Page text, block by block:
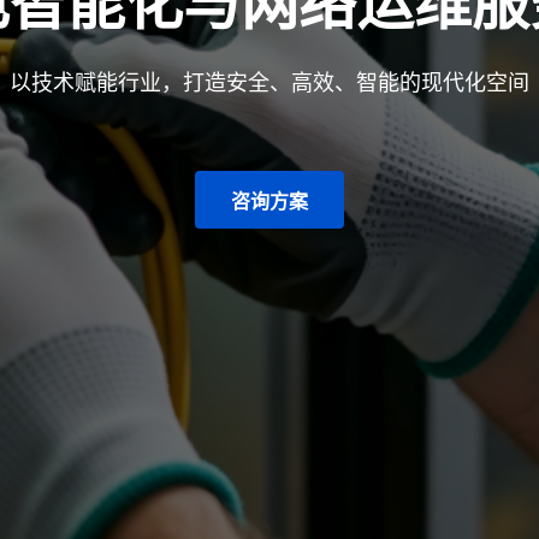
以技术赋能行业，打造安全、高效、智能的现代化空间
咨询方案